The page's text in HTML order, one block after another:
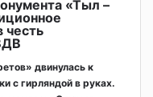
«Тыл –
честь
двинулась к
с гирляндой в руках.